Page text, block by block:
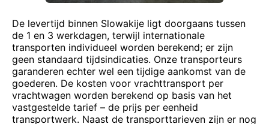
De levertijd binnen Slowakije ligt doorgaans tussen
de 1 en 3 werkdagen, terwijl internationale
transporten individueel worden berekend; er zijn
geen standaard tijdsindicaties. Onze transporteurs
garanderen echter wel een tijdige aankomst van de
goederen. De kosten voor vrachttransport per
vrachtwagen worden berekend op basis van het
vastgestelde tarief – de prijs per eenheid
transportwerk. Naast de transporttarieven zijn er nog